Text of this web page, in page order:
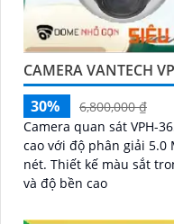
CAMERA VANTECH
30%
6,800,000 ₫
Camera quan sát VPH-
cao với độ phân giải 5.0
nét. Thiết kế màu sắt trong sáng mang lại tính thẩm mỹ
và độ bền cao